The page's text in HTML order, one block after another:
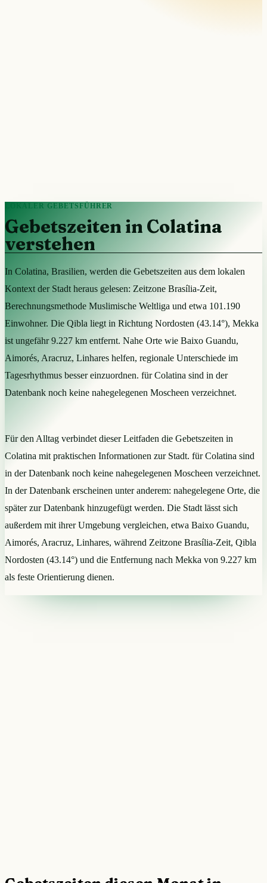
LOKALER GEBETSFÜHRER
Gebetszeiten in Colatina
verstehen
In Colatina, Brasilien, werden die Gebetszeiten aus dem lokalen
Kontext der Stadt heraus gelesen: Zeitzone Brasília-Zeit,
Berechnungsmethode Muslimische Weltliga und etwa 101.190
Einwohner. Die Qibla liegt in Richtung Nordosten (43.14°), Mekka
ist ungefähr 9.227 km entfernt. Nahe Orte wie Baixo Guandu,
Aimorés, Aracruz, Linhares helfen, regionale Unterschiede im
Tagesrhythmus besser einzuordnen. für Colatina sind in der
Datenbank noch keine nahegelegenen Moscheen verzeichnet.
Für den Alltag verbindet dieser Leitfaden die Gebetszeiten in
Colatina mit praktischen Informationen zur Stadt. für Colatina sind
in der Datenbank noch keine nahegelegenen Moscheen verzeichnet.
In der Datenbank erscheinen unter anderem: nahegelegene Orte, die
später zur Datenbank hinzugefügt werden. Die Stadt lässt sich
außerdem mit ihrer Umgebung vergleichen, etwa Baixo Guandu,
Aimorés, Aracruz, Linhares, während Zeitzone Brasília-Zeit, Qibla
Nordosten (43.14°) und die Entfernung nach Mekka von 9.227 km
als feste Orientierung dienen.